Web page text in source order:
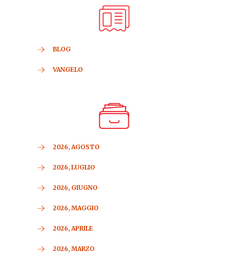
BLOG
VANGELO
2026, AGOSTO
2026, LUGLIO
2026, GIUGNO
2026, MAGGIO
2026, APRILE
2026, MARZO